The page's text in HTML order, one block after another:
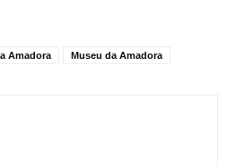
Amadora Museu da Amadora